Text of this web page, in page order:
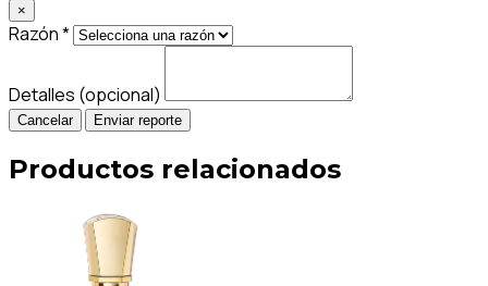
×
Razón *
Detalles (opcional)
Cancelar Enviar reporte
Productos relacionados